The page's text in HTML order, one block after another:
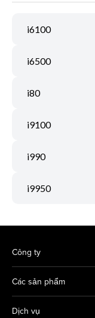
i6100
i6500
i80
i9100
i990
i9950
Công ty
Các sản phẩm
Dịch vụ